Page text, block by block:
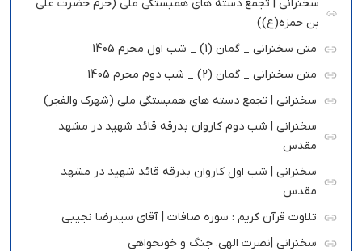
سخنرانی | تجمع دسته های همبستگی ملی (حرم حضرت علی
بن حمزه(ع))
متن سخنرانی _ گمان (1) _ شب اول محرم 1405
متن سخنرانی _ گمان (2) _ شب دوم محرم 1405
سخنرانی | تجمع دسته های همبستگی ملی (شهرک والفجر)
سخنرانی | شب دوم کاروان بدرقه قائد شهید در مشهد
مقدس
سخنرانی | شب اول کاروان بدرقه قائد شهید در مشهد
مقدس
تلاوت قرآن کریم : سوره صافات | آقای سیدرضا نجیبی
سخنرانی |نصرت الهی، جنگ و خونحواهی